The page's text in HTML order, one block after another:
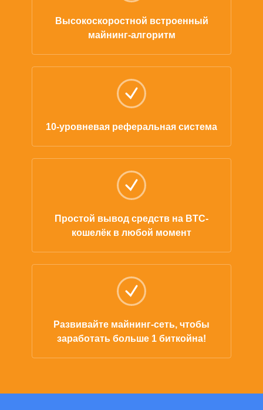
Высокоскоростной встроенный
майнинг-алгоритм
10-уровневая реферальная система
Простой вывод средств на BTC-
кошелёк в любой момент
Развивайте майнинг-сеть, чтобы
заработать больше 1 биткойна!